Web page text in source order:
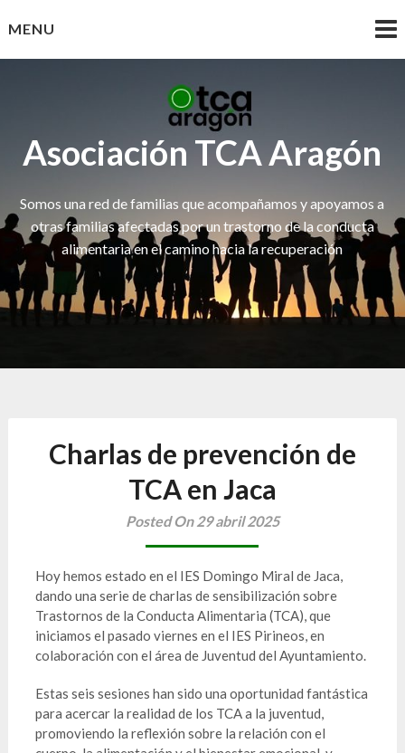
toMENU
Asociación TCA Aragón
Somos una red de familias que acompañamos y apoyamos a
otras familias afectadas por un trastorno de la conducta
alimentaria en el camino hacia la recuperación
Charlas de prevención de
TCA en Jaca
Posted On 29 abril 2025
Hoy hemos estado en el IES Domingo Miral de Jaca,
dando una serie de charlas de sensibilización sobre
Trastornos de la Conducta Alimentaria (TCA), que
iniciamos el pasado viernes en el IES Pirineos, en
colaboración con el área de Juventud del Ayuntamiento.
Estas seis sesiones han sido una oportunidad fantástica
para acercar la realidad de los TCA a la juventud,
promoviendo la reflexión sobre la relación con el